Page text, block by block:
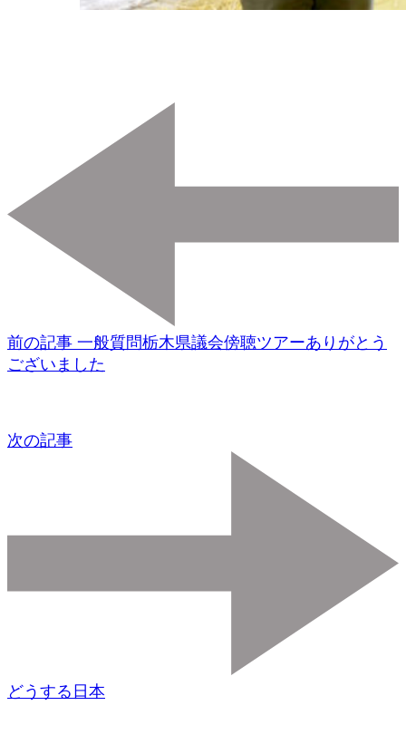
前の記事 一般質問栃木県議会傍聴ツアーありがとう
ございました
次の記事
どうする日本